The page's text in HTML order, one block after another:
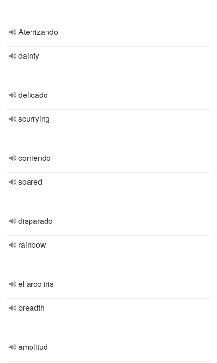
Aterrizando
dainty
delicado
scurrying
corriendo
soared
disparado
rainbow
el arco iris
breadth
amplitud